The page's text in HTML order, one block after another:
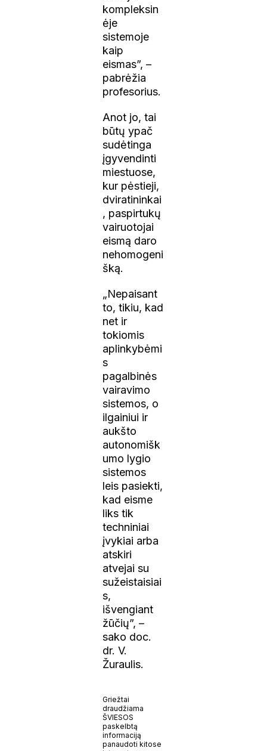
kompleksin
ėje
sistemoje
kaip
eismas”, –
pabrėžia
profesorius.
Anot jo, tai
būtų ypač
sudėtinga
įgyvendinti
miestuose,
kur pėstieji,
dviratininkai
, paspirtukų
vairuotojai
eismą daro
nehomogeni
šką.
„Nepaisant
to, tikiu, kad
net ir
tokiomis
aplinkybėmi
s
pagalbinės
vairavimo
sistemos, o
ilgainiui ir
aukšto
autonomišk
umo lygio
sistemos
leis pasiekti,
kad eisme
liks tik
techniniai
įvykiai arba
atskiri
atvejai su
sužeistaisiai
s,
išvengiant
žūčių”, –
sako doc.
dr. V.
Žuraulis.
Griežtai
draudžiama
ŠVIESOS
paskelbtą
informaciją
panaudoti kitose